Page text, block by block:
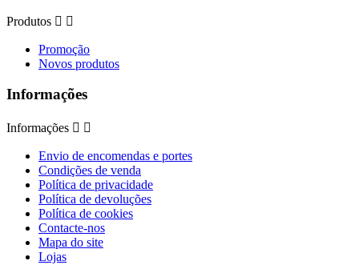
Produtos  
Promoção
Novos produtos
Informações
Informações  
Envio de encomendas e portes
Condições de venda
Política de privacidade
Política de devoluções
Política de cookies
Contacte-nos
Mapa do site
Lojas